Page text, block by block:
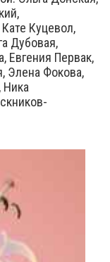
Куцевол,
Дубовая,
Евгения Первак,
Элена Фокова,
Ника